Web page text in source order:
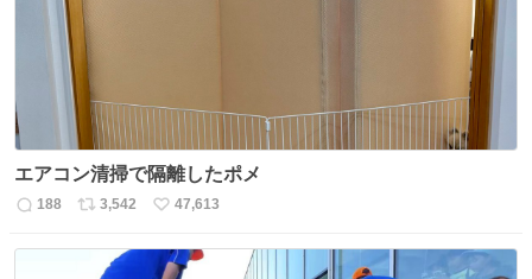
数
エアコン清掃で隔離したポメ
返
188
リ
3,542
い
ね
47,613